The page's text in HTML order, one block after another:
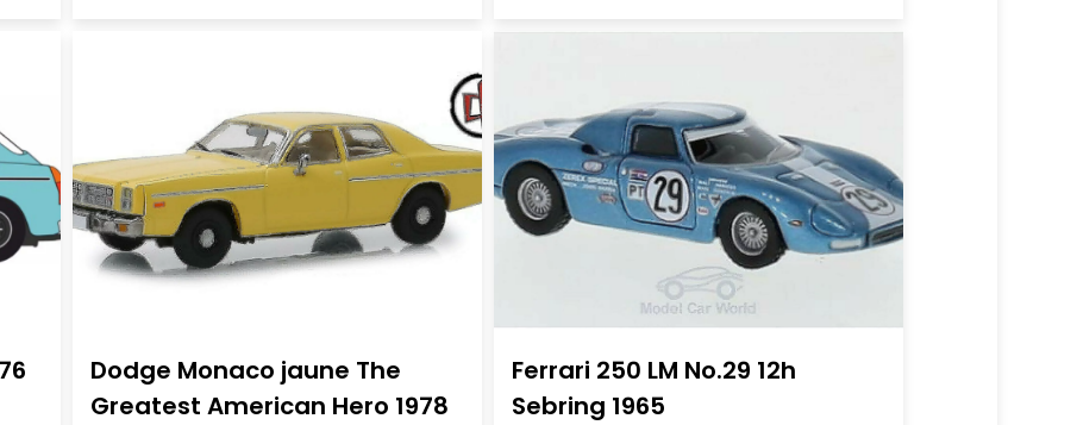
Dodge Monaco jaune The
Greatest American Hero 1978
Ferrari 250 LM No.29 12h
Sebring 1965